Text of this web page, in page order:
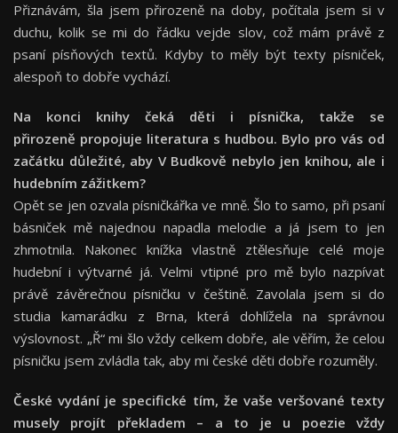
Přiznávám, šla jsem přirozeně na doby, počítala jsem si v
duchu, kolik se mi do řádku vejde slov, což mám právě z
psaní písňových textů. Kdyby to měly být texty písniček,
alespoň to dobře vychází.
Na konci knihy čeká děti i písnička, takže se
přirozeně propojuje literatura s hudbou. Bylo pro vás od
začátku důležité, aby V Budkově nebylo jen knihou, ale i
hudebním zážitkem?
Opět se jen ozvala písničkářka ve mně. Šlo to samo, při psaní
básniček mě najednou napadla melodie a já jsem to jen
zhmotnila. Nakonec knížka vlastně ztělesňuje celé moje
hudební i výtvarné já. Velmi vtipné pro mě bylo nazpívat
právě závěrečnou písničku v češtině. Zavolala jsem si do
studia kamarádku z Brna, která dohlížela na správnou
výslovnost. „Ř“ mi šlo vždy celkem dobře, ale věřím, že celou
písničku jsem zvládla tak, aby mi české děti dobře rozuměly.
České vydání je specifické tím, že vaše veršované texty
musely projít překladem – a to je u poezie vždy